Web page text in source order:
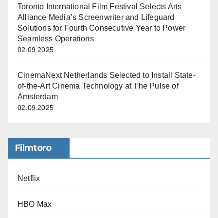
Toronto International Film Festival Selects Arts
Alliance Media’s Screenwriter and Lifeguard
Solutions for Fourth Consecutive Year to Power
Seamless Operations
02.09.2025
CinemaNext Netherlands Selected to Install State-
of-the-Art Cinema Technology at The Pulse of
Amsterdam
02.09.2025
Filmtoro
Netflix
HBO Max